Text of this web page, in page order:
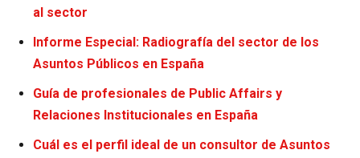
al sector
Informe Especial: Radiografía del sector de los
Asuntos Públicos en España
Guía de profesionales de Public Affairs y
Relaciones Institucionales en España
Cuál es el perfil ideal de un consultor de Asuntos